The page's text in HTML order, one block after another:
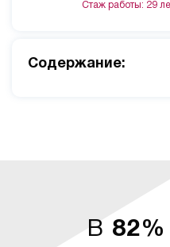
Cодержание:
Стаж работы: 29
В 82%